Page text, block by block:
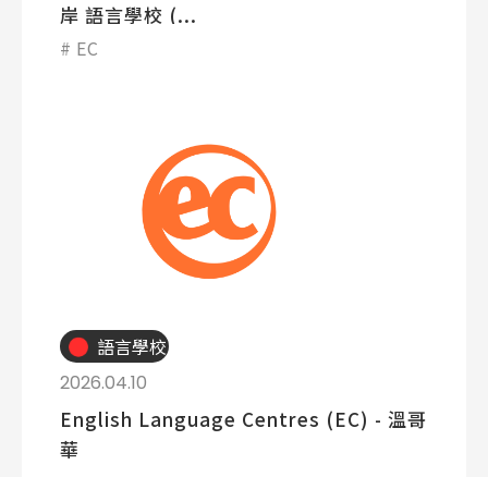
岸 語言學校 (...
EC
語言學校
2026.04.10
English Language Centres (EC) - 溫哥
華